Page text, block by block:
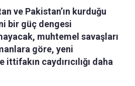
ve Pakistan’ın kurduğu
bir güç dengesi
muhtemel savaşları
göre, yeni
caydırıcılığı daha